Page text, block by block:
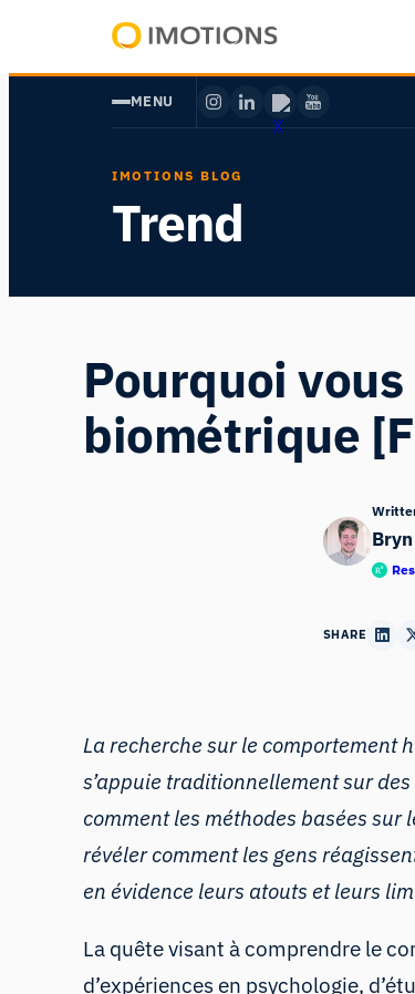
contenu
Human
MENU
IMOTIONS BLOG
Trend
Pourquoi
biométrique
SHARE
La recherche sur le comportement
s’appuie traditionnellement sur
comment les méthodes basées
révéler comment les gens
en évidence leurs atouts et leurs
La quête visant à comprendre le
d’expériences en psychologie,